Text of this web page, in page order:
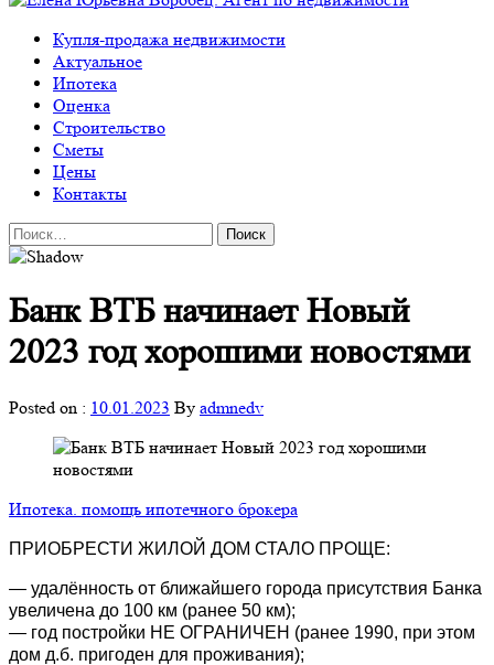
Елена Воробец. Агент по
недвижимости в Твери
Купля-продажа недвижимости
Актуальное
Ипотека
Оценка
Строительство
Сметы
Цены
Контакты
Найти:
Банк ВТБ начинает Новый
2023 год хорошими новостями
Posted on : 10.01.2023 By admnedv
Ипотека. помощь ипотечного брокера
ПРИОБРЕСТИ ЖИЛОЙ ДОМ СТАЛО ПРОЩЕ:
— удалённость от ближайшего города присутствия Банка
увеличена до 100 км (ранее 50 км);
— год постройки НЕ ОГРАНИЧЕН (ранее 1990, при этом
дом д.б. пригоден для проживания);